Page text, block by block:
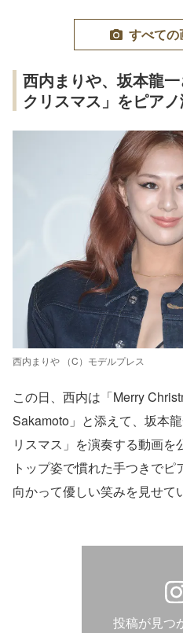
すべての
西内まりや、坂本龍
クリスマス」をピア
西内まりや （C）モデルプレス
この日、西内は「Merry
Sakamoto」と添えて、坂本
リスマス」を演奏する動画
トップ姿で慣れた手つきで
向かって優しい笑みを見せて
投稿が見つ